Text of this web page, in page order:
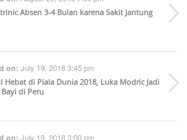
Absen 3-4 Bulan karena Sakit Jantung
on: July 19, 2018 3:45 pm
Hebat di Piala Dunia 2018, Luka Modric Jadi
Bayi di Peru
on: July 19, 2018 3:00 pm